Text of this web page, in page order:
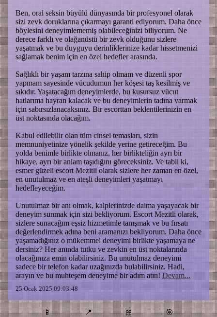
Ben, oral seksin büyülü dünyasında bir profesyonel olarak
sizi zevk doruklarına çıkarmayı garanti ediyorum. Daha önce
böylesini deneyimlememiş olabileceğinizi biliyorum. Ne
derece farklı ve olağanüstü bir zevk olduğunu sizlere
yaşatmak ve bu duyguyu derinliklerinize kadar hissetmenizi
sağlamak benim için en özel hedefler arasında.
Sağlıklı bir yaşam tarzına sahip olmam ve düzenli spor
yapmam sayesinde vücudumun her köşesi taş kesilmiş ve
sıkıdır. Yaşatacağım deneyimlerde, bu kusursuz vücut
hatlarıma hayran kalacak ve bu deneyimlerin tadına varmak
için sabırsızlanacaksınız. Bir escorttan beklentilerinizin en
üst noktasında olacağım.
Kabul edilebilir olan tüm cinsel temasları, sizin
memnuniyetinize yönelik şekilde yerine getireceğim. Bu
yolda benimle birlikte olmanız, her birlikteliğin ayrı bir
hikaye, ayrı bir anlam taşıdığını göreceksiniz. Ve tabii ki,
esmer güzeli escort Mezitli olarak sizlere her zaman en özel,
en unutulmaz ve en ateşli deneyimleri yaşatmayı
hedefleyeceğim.
Unutulmaz bir anı olmak, kalplerinizde daima yaşayacak bir
deneyim sunmak için sizi bekliyorum. Escort Mezitli olarak,
sizlere sunacağım eşsiz hizmetimle tanışmak ve bu fırsatı
değerlendirmek adına beni aramanızı bekliyorum. Daha önce
yaşamadığınız o mükemmel deneyimi birlikte yaşamaya ne
dersiniz? Her anında tutku ve zevkin en üst noktalarında
olacağınıza emin olabilirsiniz. Bu unutulmaz deneyimi
sadece bir telefon kadar uzağınızda bulabilirsiniz. Hadi,
arayın ve bu muhteşem deneyime bir adım atın! Devam...
25 Ocak 2025 09:03:48
📱 📍 🎀 🎯